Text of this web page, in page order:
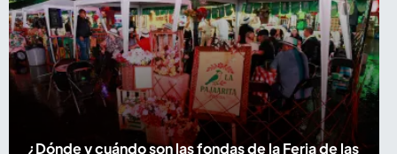
¿Dónde y cuándo son las fondas de la Feria de las